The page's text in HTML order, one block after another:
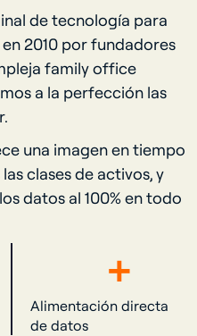
de tecnología para
2010 por fundadores
family office
a la perfección las
una imagen en tiempo
clases de activos, y
datos al 100% en todo
+
Alimentación directa
de datos